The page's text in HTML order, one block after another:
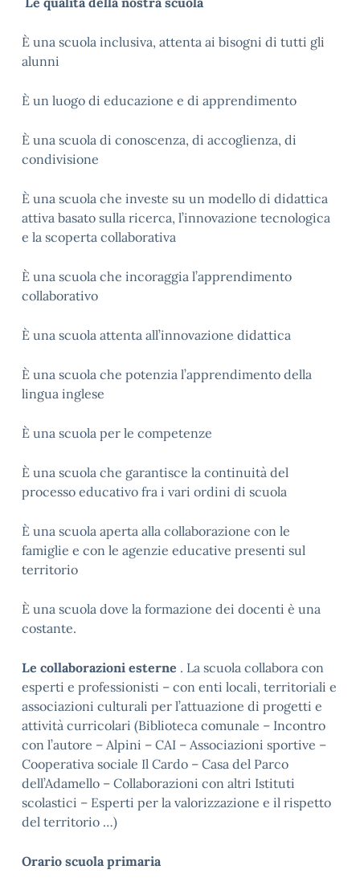
È una scuola inclusiva, attenta ai bisogni di tutti gli
alunni
È un luogo di educazione e di apprendimento
È una scuola di conoscenza, di accoglienza, di
condivisione
È una scuola che investe su un modello di didattica
attiva basato sulla ricerca, l’innovazione tecnologica
e la scoperta collaborativa
È una scuola che incoraggia l’apprendimento
collaborativo
È una scuola attenta all’innovazione didattica
È una scuola che potenzia l’apprendimento della
lingua inglese
È una scuola per le competenze
È una scuola che garantisce la continuità del
processo educativo fra i vari ordini di scuola
È una scuola aperta alla collaborazione con le
famiglie e con le agenzie educative presenti sul
territorio
È una scuola dove la formazione dei docenti è una
costante.
Le collaborazioni esterne . La scuola collabora con
esperti e professionisti – con enti locali, territoriali e
associazioni culturali per l’attuazione di progetti e
attività curricolari (Biblioteca comunale – Incontro
con l’autore – Alpini – CAI – Associazioni sportive –
Cooperativa sociale Il Cardo – Casa del Parco
dell’Adamello – Collaborazioni con altri Istituti
scolastici – Esperti per la valorizzazione e il rispetto
del territorio …)
Orario scuola primaria